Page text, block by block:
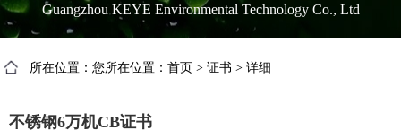
Guangzhou KEYE Environmental Technology Co., Ltd
所在位置：您所在位置：首页 >证书 >详细
不锈钢6万机CB证书